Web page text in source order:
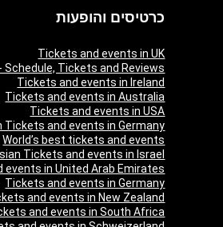
כרטיסים והופעות
Tickets and events in UK
Schedule, Tickets and Reviews
Tickets and events in Ireland
Tickets and events in Australia
Tickets and events in USA
Tickets and events in Germany
World’s best tickets and events
Tickets and events in Israel
events in United Arab Emirates
Tickets and events in Germany
and events in New Zealand
and events in South Africa